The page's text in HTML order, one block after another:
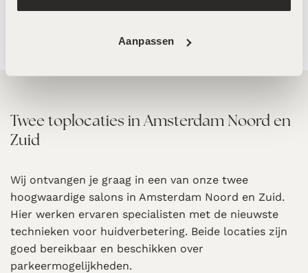
Aanpassen
Twee toplocaties in Amsterdam Noord en
Zuid
Wij ontvangen je graag in een van onze twee
hoogwaardige salons in Amsterdam Noord en Zuid.
Hier werken ervaren specialisten met de nieuwste
technieken voor huidverbetering. Beide locaties zijn
goed bereikbaar en beschikken over
parkeermogelijkheden.